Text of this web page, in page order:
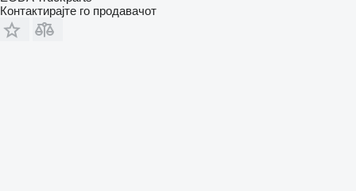
Контактирајте го продавачот